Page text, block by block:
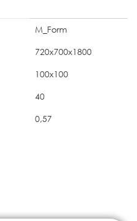
M_Form
720х700x1800
100х100
40
0,57